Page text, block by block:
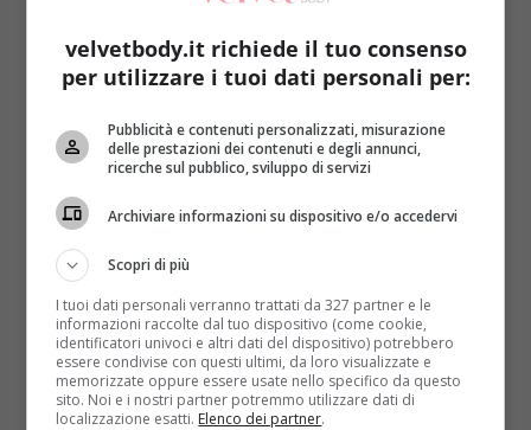
Infedeltà: il 19% degli italiani tradisce in
automobile e il 90% di loro non viene
scoperto
Redazione 19 Agosto 2015
L’automobile viene considerata da molti italiani alla
stregua di una seconda casa, anche perché a causa
del...
Read More
velvetbody.it richiede il tuo consenso
per utilizzare i tuoi dati personali per:
Pubblicità e contenuti personalizzati, misurazione
delle prestazioni dei contenuti e degli annunci,
ricerche sul pubblico, sviluppo di servizi
Archiviare informazioni su dispositivo e/o accedervi
Scopri di più
I tuoi dati personali verranno trattati da 327 partner e le
informazioni raccolte dal tuo dispositivo (come cookie,
identificatori univoci e altri dati del dispositivo) potrebbero
essere condivise con questi ultimi, da loro visualizzate e
memorizzate oppure essere usate nello specifico da questo
sito. Noi e i nostri partner potremmo utilizzare dati di
localizzazione esatti. Elenco dei partner.